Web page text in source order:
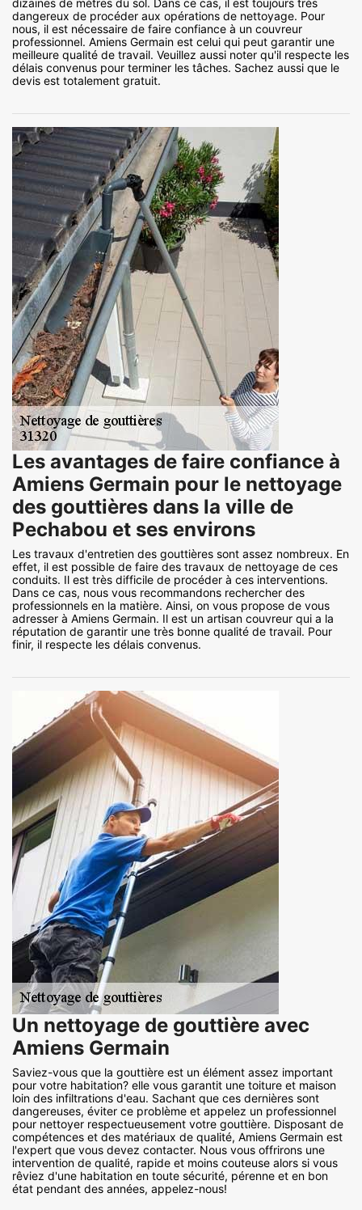
dizaines de mètres du sol. Dans ce cas, il est toujours très
dangereux de procéder aux opérations de nettoyage. Pour
nous, il est nécessaire de faire confiance à un couvreur
professionnel. Amiens Germain est celui qui peut garantir une
meilleure qualité de travail. Veuillez aussi noter qu'il respecte les
délais convenus pour terminer les tâches. Sachez aussi que le
devis est totalement gratuit.
Les avantages de faire confiance à
Amiens Germain pour le nettoyage
des gouttières dans la ville de
Pechabou et ses environs
Les travaux d'entretien des gouttières sont assez nombreux. En
effet, il est possible de faire des travaux de nettoyage de ces
conduits. Il est très difficile de procéder à ces interventions.
Dans ce cas, nous vous recommandons rechercher des
professionnels en la matière. Ainsi, on vous propose de vous
adresser à Amiens Germain. Il est un artisan couvreur qui a la
réputation de garantir une très bonne qualité de travail. Pour
finir, il respecte les délais convenus.
Un nettoyage de gouttière avec
Amiens Germain
Saviez-vous que la gouttière est un élément assez important
pour votre habitation? elle vous garantit une toiture et maison
loin des infiltrations d'eau. Sachant que ces dernières sont
dangereuses, éviter ce problème et appelez un professionnel
pour nettoyer respectueusement votre gouttière. Disposant de
compétences et des matériaux de qualité, Amiens Germain est
l'expert que vous devez contacter. Nous vous offrirons une
intervention de qualité, rapide et moins couteuse alors si vous
rêviez d'une habitation en toute sécurité, pérenne et en bon
état pendant des années, appelez-nous!